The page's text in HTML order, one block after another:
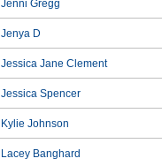
Jenni Gregg
Jenya D
Jessica Jane Clement
Jessica Spencer
Kylie Johnson
Lacey Banghard